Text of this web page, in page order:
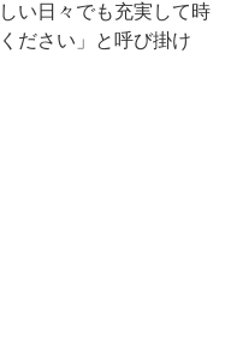
い日々でも充実して時
ださい」と呼び掛け